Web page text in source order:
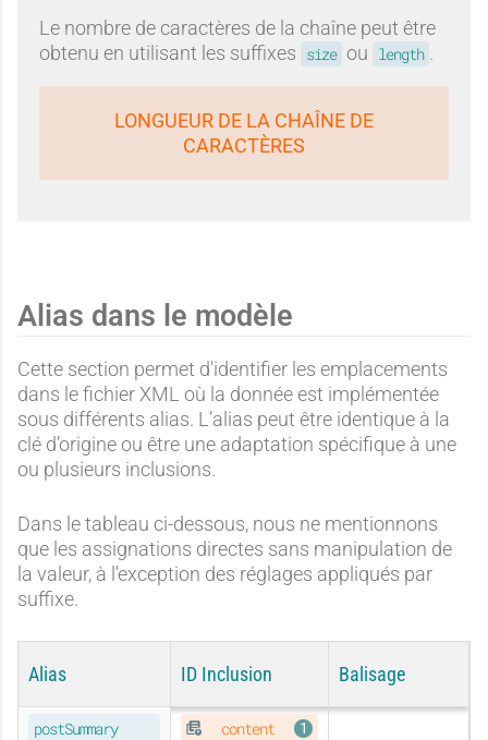
Le nombre de caractères de la chaîne peut être
obtenu en utilisant les suffixes size ou length .
LONGUEUR DE LA CHAÎNE DE
CARACTÈRES
Alias dans le modèle
Cette section permet d'identifier les emplacements
dans le fichier XML où la donnée est implémentée
sous différents alias. L’alias peut être identique à la
clé d’origine ou être une adaptation spécifique à une
ou plusieurs inclusions.
Dans le tableau ci-dessous, nous ne mentionnons
que les assignations directes sans manipulation de
la valeur, à l'exception des réglages appliqués par
suffixe.
Alias ID Inclusion Balisage
postSummary content
ORIGINAL